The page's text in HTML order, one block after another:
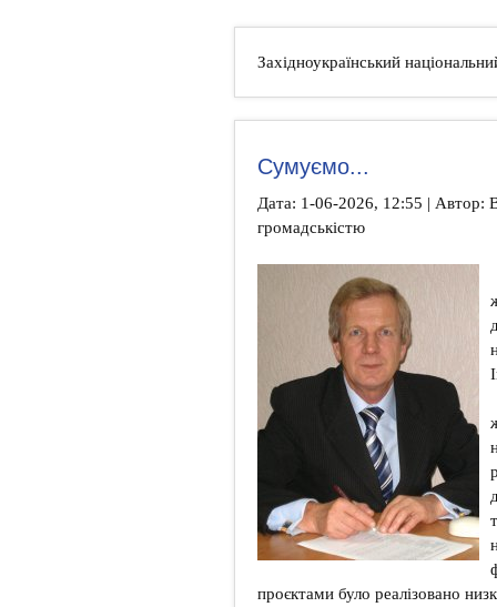
Західноукраїнський
Сумуємо...
Дата: 1-06-2026, 12:55 | Автор:
громадськістю
проєктами було реалізовано